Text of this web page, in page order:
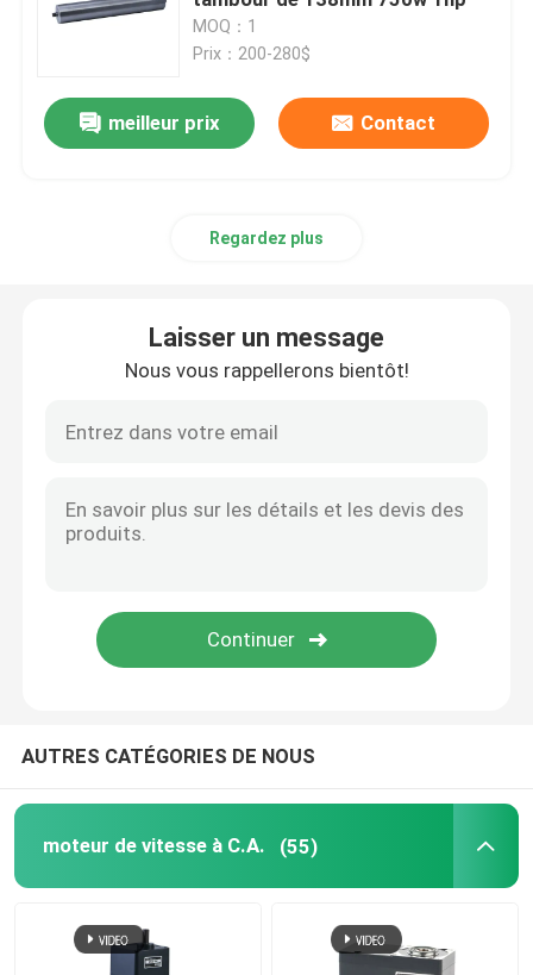
boîte de vitesse de moteur électrique
Moteur de vitesse de brosse
Moteurs à courant alternatif électriques
Moteurs électriques de C.C
MOTEUR DE BLDC
Moteur fait sur commande de vitesse
MOQ：1
Prix：200-280$
meilleur prix Contact
Regardez plus
Laisser un message
Nous vous rappellerons bientôt!
AUTRES CATÉGORIES DE NOUS
moteur de vitesse à C.A. (55)